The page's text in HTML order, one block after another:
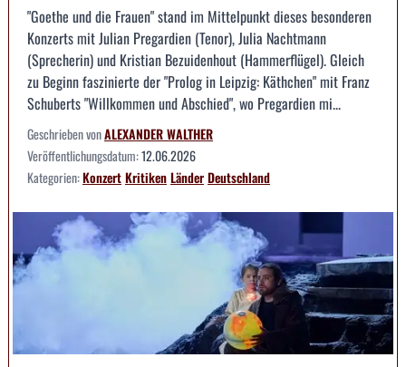
"Goethe und die Frauen" stand im Mittelpunkt dieses besonderen
Konzerts mit Julian Pregardien (Tenor), Julia Nachtmann
(Sprecherin) und Kristian Bezuidenhout (Hammerflügel). Gleich
zu Beginn faszinierte der "Prolog in Leipzig: Käthchen" mit Franz
Schuberts "Willkommen und Abschied", wo Pregardien mi...
Geschrieben vonALEXANDER WALTHER
Veröffentlichungsdatum:12.06.2026
Kategorien:KonzertKritikenLänderDeutschland